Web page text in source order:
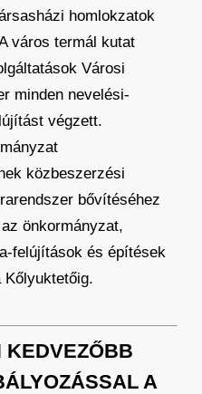
homlokzatok
város termál kutat
Városi
minden nevelési-
végzett.
közbeszerzési
bővítéséhez
önkormányzat,
felújítások és építések
KEDVEZŐBB
A